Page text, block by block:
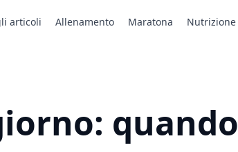
articoli Allenamento Maratona Nutrizione
quando